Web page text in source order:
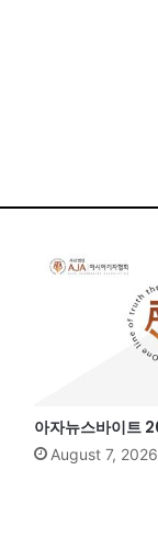
아자뉴스바이트
August 7, 2026